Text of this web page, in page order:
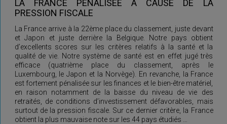
LA FRANCE PÉNALISÉE À CAUSE DE LA
PRESSION FISCALE
La France arrive à la 22ème place du classement, juste devant
et Japon et juste derrière la Belgique. Notre pays obtient
d’excellents scores sur les critères relatifs à la santé et la
qualité de vie. Notre système de santé est en effet jugé très
efficace (quatrième place du classement, après le
Luxembourg, le Japon et la Norvège). En revanche, la France
est fortement pénalisée sur les finances et le bien-être matériel,
en raison notamment de la baisse du niveau de vie des
retraités, de conditions d’investissement défavorables, mais
surtout de la pression fiscale. Sur ce dernier critère, la France
obtient la plus mauvaise note sur les 44 pays étudiés …